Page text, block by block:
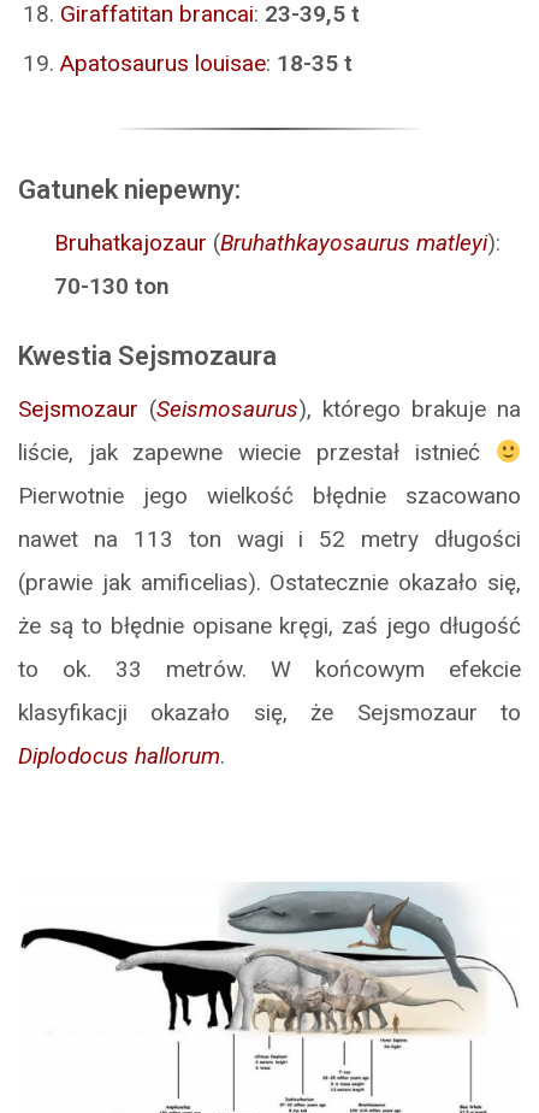
Giraffatitan brancai: 23-39,5 t
Apatosaurus louisae: 18-35 t
Gatunek niepewny:
Bruhatkajozaur (Bruhathkayosaurus matleyi):
70-130 ton
Kwestia Sejsmozaura
Sejsmozaur (Seismosaurus), którego brakuje na
liście, jak zapewne wiecie przestał istnieć
Pierwotnie jego wielkość błędnie szacowano
nawet na 113 ton wagi i 52 metry długości
(prawie jak amificelias). Ostatecznie okazało się,
że są to błędnie opisane kręgi, zaś jego długość
to ok. 33 metrów. W końcowym efekcie
klasyfikacji okazało się, że Sejsmozaur to
Diplodocus hallorum.